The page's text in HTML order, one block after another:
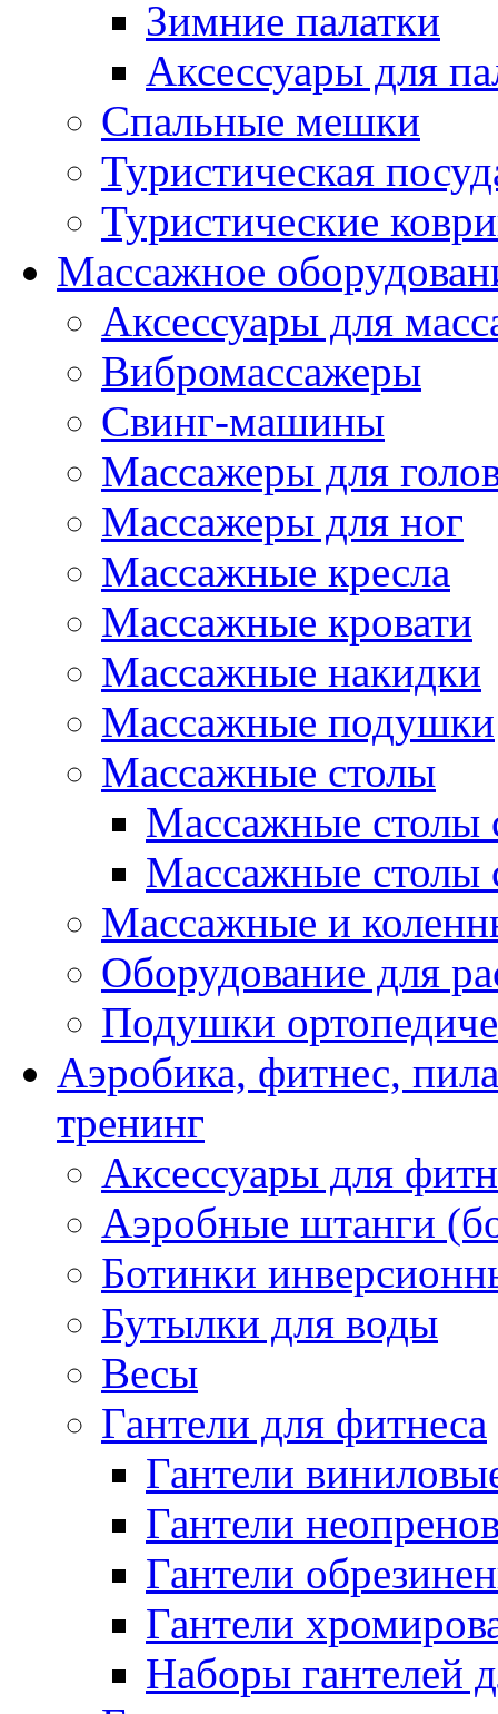
Зимние палатки
Аксессуары для
Спальные мешки
Туристическая
Туристические
Массажное
Аксессуары для
Вибромассажеры
Свинг-машины
Массажеры для
Массажеры для ног
Массажные кресла
Массажные кровати
Массажные накидки
Массажные подушки
Массажные столы
Массажные столы
Массажные столы
Массажные и
Оборудование для
Подушки
Аэробика, фитнес,
тренинг
Аксессуары для
Аэробные штанги
Ботинки
Бутылки для воды
Весы
Гантели для фитнеса
Гантели
Гантели
Гантели
Гантели
Наборы гантелей